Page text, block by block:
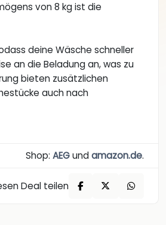
von 8 kg ist die
deine Wäsche schneller
an die Beladung an, was zu
bieten zusätzlichen
auch nach
Shop: AEGundamazon.de.
Deal teilen